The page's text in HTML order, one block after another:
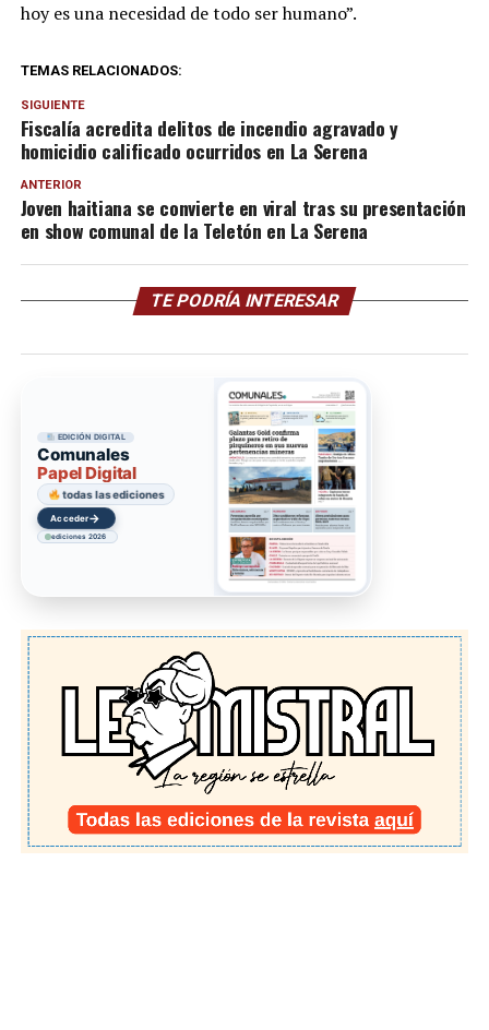
hoy es una necesidad de todo ser humano”.
TEMAS RELACIONADOS:
SIGUIENTE
Fiscalía acredita delitos de incendio agravado y
homicidio calificado ocurridos en La Serena
ANTERIOR
Joven haitiana se convierte en viral tras su presentación
en show comunal de la Teletón en La Serena
TE PODRÍA INTERESAR
EDICIÓN DIGITAL
Comunales
Papel Digital
todas las ediciones
Acceder→
ediciones 2026